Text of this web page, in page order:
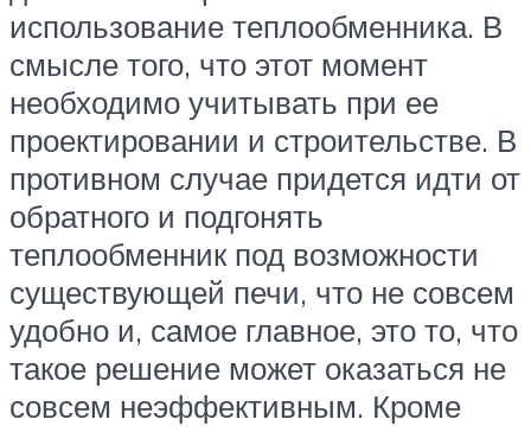
использование теплообменника. В
смысле того, что этот момент
необходимо учитывать при ее
проектировании и строительстве. В
противном случае придется идти от
обратного и подгонять
теплообменник под возможности
существующей печи, что не совсем
удобно и, самое главное, это то, что
такое решение может оказаться не
совсем неэффективным. Кроме